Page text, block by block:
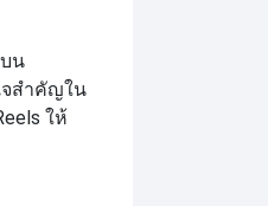
น
จสำคัญใน
ให้